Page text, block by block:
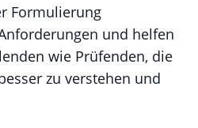
Formulierung
und helfen
wie Prüfenden, die
zu verstehen und